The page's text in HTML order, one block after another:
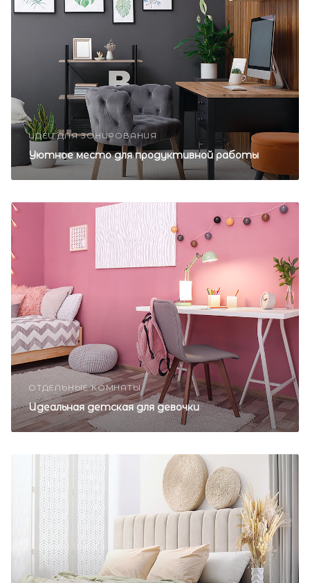
ИДЕИ ДЛЯ ЗОНИРОВАНИЯ
Уютное место для продуктивной работы
ОТДЕЛЬНЫЕ КОМНАТЫ
Идеальная детская для девочки